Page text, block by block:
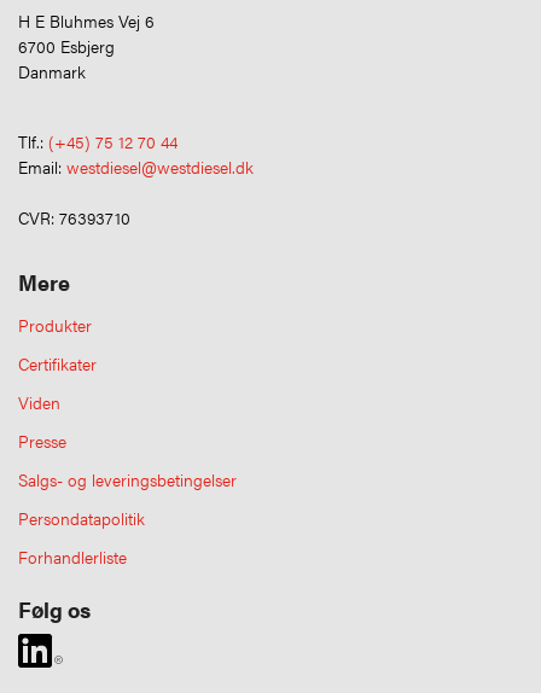
H E Bluhmes Vej 6
6700 Esbjerg
Danmark
Tlf.: (+45) 75 12 70 44
Email: westdiesel@westdiesel.dk
CVR: 76393710
Mere
Produkter
Certifikater
Viden
Presse
Salgs- og leveringsbetingelser
Persondatapolitik
Forhandlerliste
Følg os